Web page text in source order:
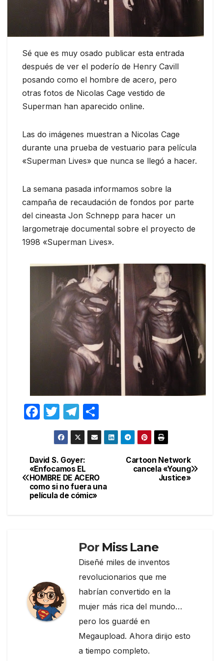
Sé que es muy osado publicar esta entrada
después de ver el poderío de Henry Cavill
posando como el hombre de acero, pero
otras fotos de Nicolas Cage vestido de
Superman han aparecido online.
Las do imágenes muestran a Nicolas Cage
durante una prueba de vestuario para película
«Superman Lives» que nunca se llegó a hacer.
La semana pasada informamos sobre la
campaña de recaudación de fondos por parte
del cineasta Jon Schnepp para hacer un
largometraje documental sobre el proyecto de
1998 «Superman Lives».
F
e
b
o
T
w
itt
er
T
el
e
gr
a
m
o
m
ar
tir
Navegación
de
entradas
Cartoon Network
cancela «Young
Justice»
David S. Goyer:
«Enfocamos EL
HOMBRE DE ACERO
como si no fuera una
película de cómic»
Por Miss Lane
Diseñé miles de inventos
revolucionarios que me
habrían convertido en la
mujer más rica del mundo…
pero los guardé en
Megaupload. Ahora dirijo esto
a tiempo completo.